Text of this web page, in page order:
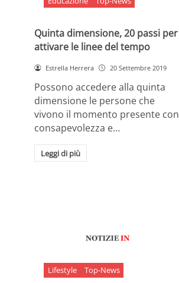
Quinta dimensione, 20 passi per
attivare le linee del tempo
Estrella Herrera 20 Settembre 2019
Possono accedere alla quinta
dimensione le persone che
vivono il momento presente con
consapevolezza e…
Leggi di più
Lifestyle Top-News